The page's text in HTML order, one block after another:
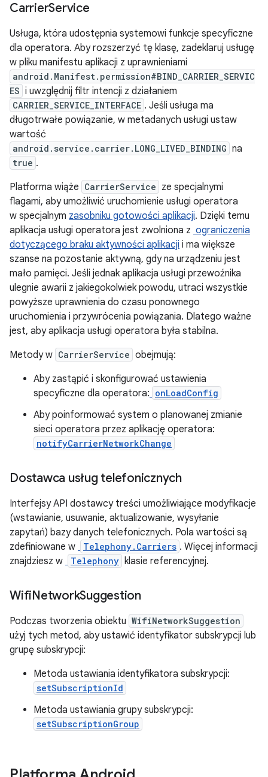
CarrierService
Usługa, która udostępnia systemowi funkcje specyficzne
dla operatora. Aby rozszerzyć tę klasę, zadeklaruj usługę
w pliku manifestu aplikacji z uprawnieniami
android.Manifest.permission#BIND_CARRIER_SERVIC
ES i uwzględnij filtr intencji z działaniem
CARRIER_SERVICE_INTERFACE . Jeśli usługa ma
długotrwałe powiązanie, w metadanych usługi ustaw
wartość
android.service.carrier.LONG_LIVED_BINDING na
true .
Platforma wiąże CarrierService ze specjalnymi
flagami, aby umożliwić uruchomienie usługi operatora
w specjalnym zasobniku gotowości aplikacji. Dzięki temu
aplikacja usługi operatora jest zwolniona z ograniczenia
dotyczącego braku aktywności aplikacji i ma większe
szanse na pozostanie aktywną, gdy na urządzeniu jest
mało pamięci. Jeśli jednak aplikacja usługi przewoźnika
ulegnie awarii z jakiegokolwiek powodu, utraci wszystkie
powyższe uprawnienia do czasu ponownego
uruchomienia i przywrócenia powiązania. Dlatego ważne
jest, aby aplikacja usługi operatora była stabilna.
Metody w CarrierService obejmują:
Aby zastąpić i skonfigurować ustawienia
specyficzne dla operatora: onLoadConfig
Aby poinformować system o planowanej zmianie
sieci operatora przez aplikację operatora:
notifyCarrierNetworkChange
Dostawca usług telefonicznych
Interfejsy API dostawcy treści umożliwiające modyfikacje
(wstawianie, usuwanie, aktualizowanie, wysyłanie
zapytań) bazy danych telefonicznych. Pola wartości są
zdefiniowane w
Telephony.Carriers . Więcej informacji
znajdziesz w
Telephony klasie referencyjnej.
WifiNetworkSuggestion
Podczas tworzenia obiektu WifiNetworkSuggestion
użyj tych metod, aby ustawić identyfikator subskrypcji lub
grupę subskrypcji:
Metoda ustawiania identyfikatora subskrypcji:
setSubscriptionId
Metoda ustawiania grupy subskrypcji:
setSubscriptionGroup